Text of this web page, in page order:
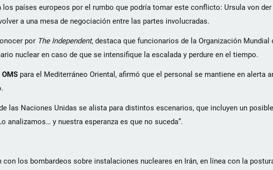
países europeos por el rumbo que podría tomar este conflicto: Ursula von der
a una mesa de negociación entre las partes involucradas.
por The Independent, destaca que funcionarios de la Organización Mundial
nuclear en caso de que se intensifique la escalada y perdure en el tiempo.
OMS para el Mediterráneo Oriental, afirmó que el personal se mantiene en alerta
las Naciones Unidas se alista para distintos escenarios, que incluyen un
analizamos… y nuestra esperanza es que no suceda”.
con los bombardeos sobre instalaciones nucleares en Irán, en línea con la